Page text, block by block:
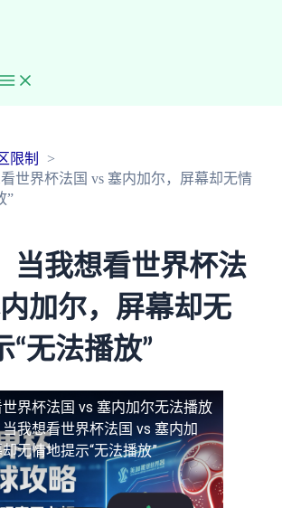
限制
世界杯法国 vs 塞内加尔，屏幕却无情
”
当我想看世界杯法
加尔，屏幕却无
“无法播放”
界杯法国 vs 塞内加尔无法播放
我想看世界杯法国 vs 塞内加
无情地提示“无法播放”